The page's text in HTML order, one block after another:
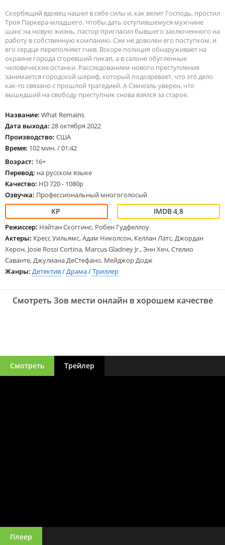
Скорбящий вдовец нашел в себе силы и, как велит Господь, простил
Троя Паркера-младшего. Чтобы дать оступившемуся мужчине
шанс на новую жизнь, пастор пригласил бывшего заключенного на
работу в собственную компанию. Сэм не доволен его поступком, и
его сердце переполняет гнев. Вскоре полиция обнаруживает на
окраине города сгоревший пикап, а в салоне обугленные
человеческие останки. Расследованием нового преступления
занимается городской шериф, который подозревает, что это дело
как-то связано с прошлой трагедией. А Сэмюэль уверен, что
вышедший на свободу преступник снова взялся за старое.
Название: What Remains
Дата выхода: 28 октября 2022
Производство: США
Время: 102 мин. / 01:42
Возраст: 16+
Перевод: на русском языке
Качество: HD 720 - 1080p
Озвучка: Профессиональный многоголосый
4,8
Режиссер: Нэйтан Скоггинс, Робен Гудфеллоу
Актеры: Кресс Уильямс, Адам Николсон, Келлан Латс, Джордан
Херон, Josie Rossi Cortina, Marcus Gladney Jr., Энн Хеч, Стелио
Саванте, Джулиана ДеСтефано, Мейджор Додж
Жанры: Детектив/ Драма/Триллер
Смотреть Зов мести онлайн в хорошем качестве
Смотреть Трейлер
Плеер